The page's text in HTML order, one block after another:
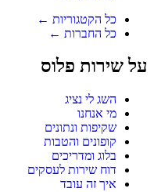
כל הקטגוריות ←
כל החברות ←
על שירות פלוס
השג לי נציג
מי אנחנו
שקיפות ונתונים
קופונים והטבות
בלוג ומדריכים
דוח שירות לעסקים
איך זה עובד